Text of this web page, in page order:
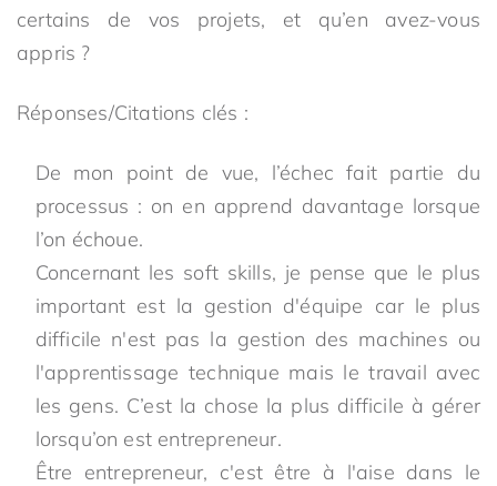
certains de vos projets, et qu’en avez-vous
appris ?
Réponses/Citations clés :
De mon point de vue, l’échec fait partie du
processus : on en apprend davantage lorsque
l’on échoue.
Concernant les soft skills, je pense que le plus
important est la gestion d'équipe car le plus
difficile n'est pas la gestion des machines ou
l'apprentissage technique mais le travail avec
les gens. C’est la chose la plus difficile à gérer
lorsqu’on est entrepreneur.
Être entrepreneur, c'est être à l'aise dans le